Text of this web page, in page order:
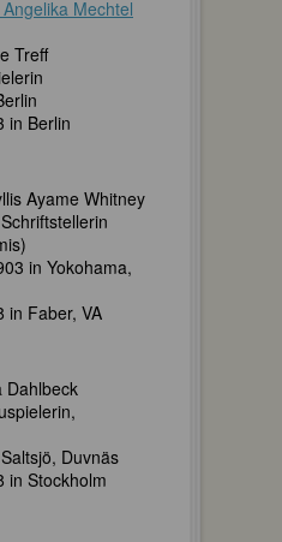
Mechtel
Treff
in Berlin
Ayame Whitney
in Yokohama,
in Faber, VA
Dahlbeck
Duvnäs
in Stockholm